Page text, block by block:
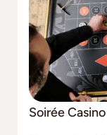
Soirée Casino